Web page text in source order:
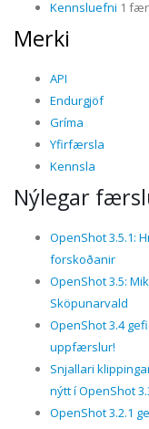
Kennsluefni 1
Merki
API
Endurgjöf
Gríma
Yfirfærsla
Kennsla
Nýlegar
OpenShot 3.5.1:
forskoðanir
OpenShot 3.5:
Sköpunarvald
OpenShot 3.4
uppfærslur!
Snjallari
nýtt í OpenShot
OpenShot 3.2.1